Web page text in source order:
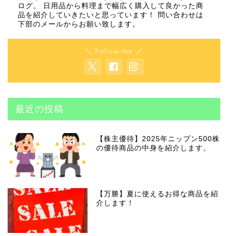
ログ。 日用品から料理まで幅広く購入して良かった商
品を紹介していきたいと思っています！ 問い合わせは
下部のメールからお願い致します。
＼ Follow me ／
最近の投稿
【株主優待】2025年ニップン500株
の優待商品の中身を紹介します。
【万勝】夏に使えるお得な商品を紹
介します！